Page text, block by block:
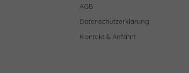
AGB
Datenschutzerklärung
Kontakt & Anfahrt